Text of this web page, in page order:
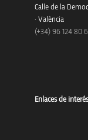
Calle de la
· València
(+34) 96 124 80
Enlaces de interés